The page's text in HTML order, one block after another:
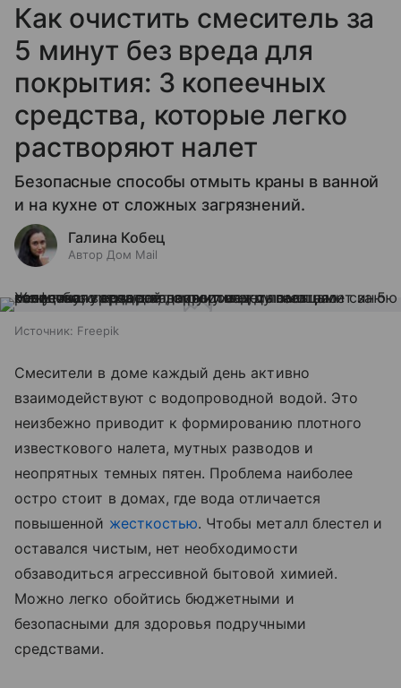
Как очистить смеситель за
5 минут без вреда для
покрытия: 3 копеечных
средства, которые легко
растворяют налет
Безопасные способы отмыть краны в ванной
и на кухне от сложных загрязнений.
Галина Кобец
Автор Дом Mail
Источник: Freepik
Смесители в доме каждый день активно
взаимодействуют с водопроводной водой. Это
неизбежно приводит к формированию плотного
известкового налета, мутных разводов и
неопрятных темных пятен. Проблема наиболее
остро стоит в домах, где вода отличается
повышенной жесткостью. Чтобы металл блестел и
оставался чистым, нет необходимости
обзаводиться агрессивной бытовой химией.
Можно легко обойтись бюджетными и
безопасными для здоровья подручными
средствами.